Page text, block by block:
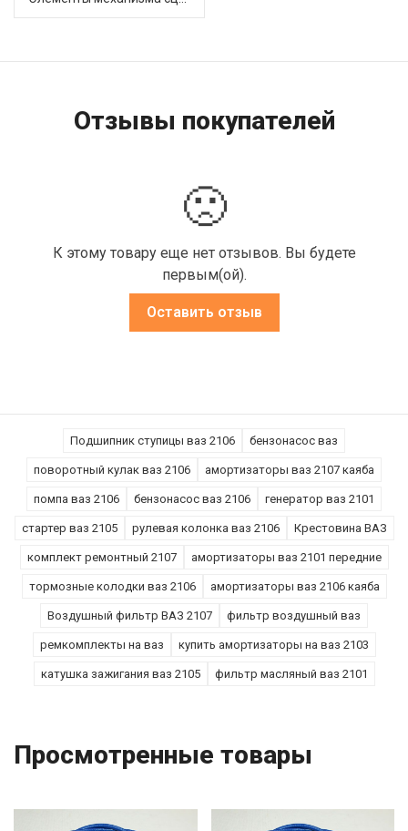
Отзывы покупателей
🙁
К этому товару еще нет отзывов. Вы будете
первым(ой).
Оставить отзыв
Подшипник ступицы ваз 2106 бензонасос ваз
поворотный кулак ваз 2106 амортизаторы ваз 2107 каяба
помпа ваз 2106 бензонасос ваз 2106 генератор ваз 2101
стартер ваз 2105 рулевая колонка ваз 2106 Крестовина ВАЗ
комплект ремонтный 2107 амортизаторы ваз 2101 передние
тормозные колодки ваз 2106 амортизаторы ваз 2106 каяба
Воздушный фильтр ВАЗ 2107 фильтр воздушный ваз
ремкомплекты на ваз купить амортизаторы на ваз 2103
катушка зажигания ваз 2105 фильтр масляный ваз 2101
Просмотренные товары